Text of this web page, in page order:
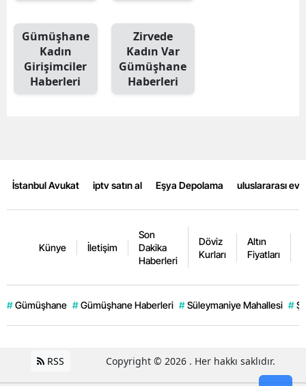
Konya
Kütahya
Mardin
Muğla
Nevşehir
Ordu
Sakarya
Gümüşhane
Kadın
Girişimciler
Haberleri
Zirvede
Kadın Var
Gümüşhane
Haberleri
İstanbul Avukat iptv satın al Eşya Depolama uluslararası
Künye İletişim
Son
Dakika
Haberleri
Döviz
Kurları
Altın
Fiyatları
# Gümüşhane # Gümüşhane Haberleri # Süleymaniye Mahallesi #
RSS Copyright © 2026 . Her hakkı saklıdır.